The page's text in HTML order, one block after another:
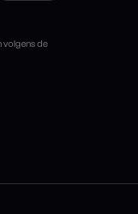
volgens de